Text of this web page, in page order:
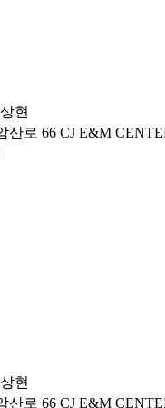
현
로 66 CJ E&M
현
로 66 CJ E&M